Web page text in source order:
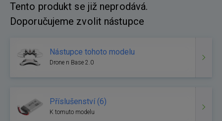
Tento produkt se již neprodává.
Doporučujeme zvolit nástupce
Nástupce tohoto modelu
Drone n Base 2.0
Příslušenství (6)
K tomuto modelu